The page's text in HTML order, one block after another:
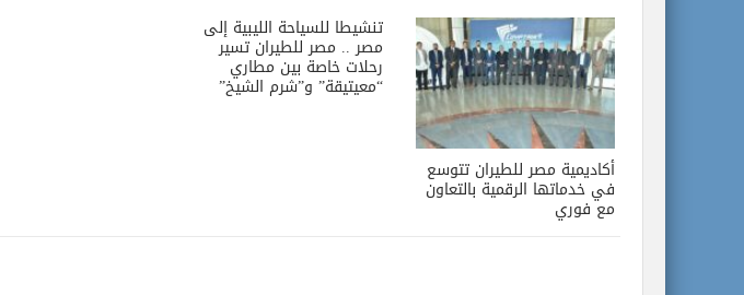
أكاديمية مصر للطيران تتوسع
في خدماتها الرقمية بالتعاون
مع فوري
تنشيطا للسياحة الليبية إلى
مصر .. مصر للطيران تسير
رحلات خاصة بين مطاري
“معيتيقة” و”شرم الشيخ”